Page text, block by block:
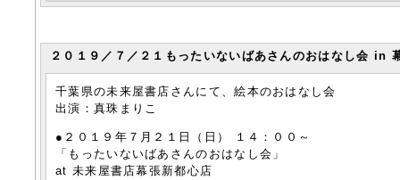
２０１９／７／２１もったいないばあさんのおはなし会 in
千葉県の未来屋書店さんにて、絵本のおはなし会
出演：真珠まりこ
●２０１９年７月２１日（日） １４：００～
「もったいないばあさんのおはなし会」
at 未来屋書店幕張新都心店